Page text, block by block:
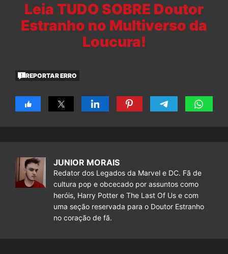
Leia TUDO SOBRE Doutor
Estranho no Multiverso da
Loucura!
REPORTAR ERRO
JUNIOR MORAIS
Redator dos Legados da Marvel e DC. Fã de
cultura pop e obcecado por assuntos como
heróis, Harry Potter e The Last Of Us e com
uma seção reservada para o Doutor Estranho
no coração de fã.